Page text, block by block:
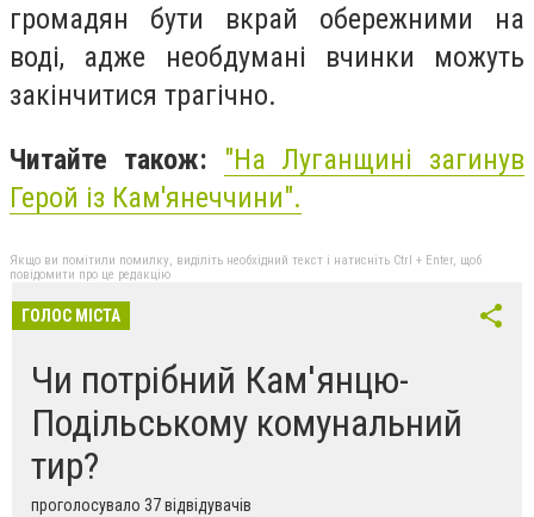
громадян бути вкрай обережними на
воді, адже необдумані вчинки можуть
закінчитися трагічно.
Читайте також: "На Луганщині загинув
Герой із Кам'янеччини".
Якщо ви помітили помилку, виділіть необхідний текст і натисніть Ctrl + Enter, щоб
повідомити про це редакцію
ГОЛОС МІСТА
Чи потрібний Кам'янцю-
Подільському комунальний
тир?
проголосувало 37 відвідувачів